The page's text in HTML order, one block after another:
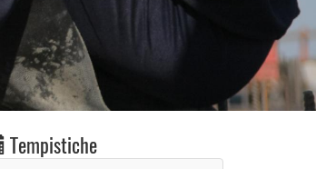
Tempistiche